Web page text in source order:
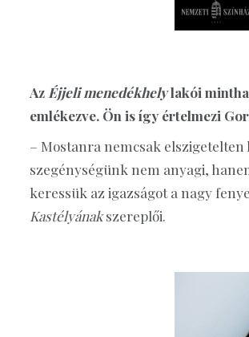
Az Éjjeli menedékhelylakói mintha
emlékezve. Ön is így értelmezi
– Mostanra nemcsak
szegénységünk nem anyagi,
keressük az igazságot a nagy
Kastélyánakszereplői.